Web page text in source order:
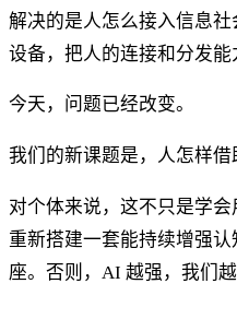
解决的是人怎么接入信息
设备，把人的连接和分发能
今天，问题已经改变。
我们的新课题是，人怎样借
对个体来说，这不只是学
重新搭建一套能持续增强
座。否则，AI 越强，我们越